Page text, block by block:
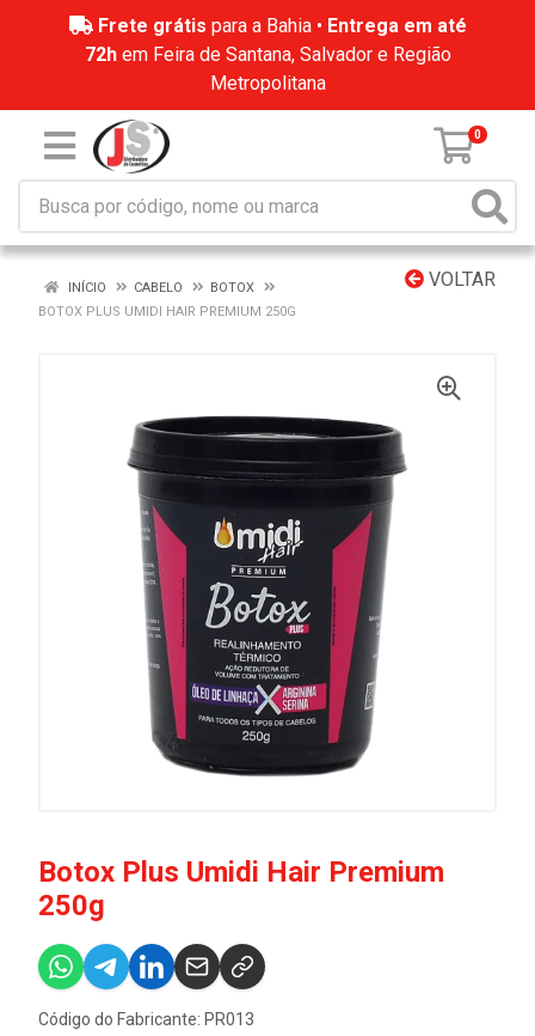
Frete grátis para a Bahia • Entrega em até
72hem Feira de Santana, Salvador e Região
Metropolitana
0
VOLTAR
INÍCIO CABELO
BOTOX
BOTOX PLUS UMIDI HAIR PREMIUM 250G
Botox Plus Umidi Hair Premium
250g
Código do Fabricante: PR013